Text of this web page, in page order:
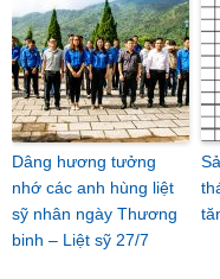
Dâng hương tưởng
nhớ các anh hùng liệt
sỹ nhân ngày Thương
binh – Liệt sỹ 27/7